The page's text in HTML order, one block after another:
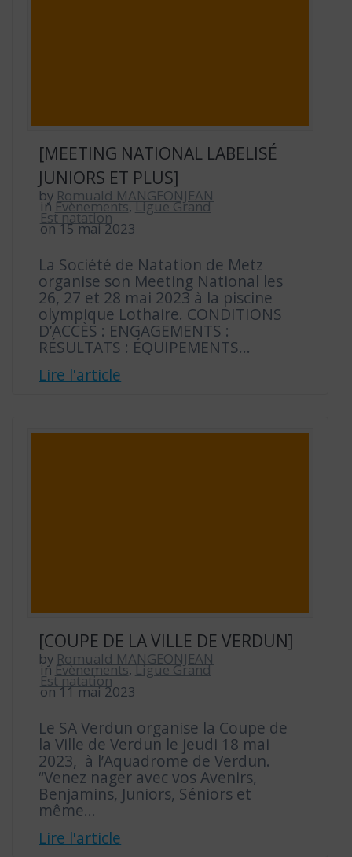
[MEETING NATIONAL LABELISÉ
JUNIORS ET PLUS]
by Romuald MANGEONJEAN
in Evènements,Ligue Grand
Est natation
on 15 mai 2023
La Société de Natation de Metz
organise son Meeting National les
26, 27 et 28 mai 2023 à la piscine
olympique Lothaire. CONDITIONS
D’ACCÈS : ENGAGEMENTS :
RÉSULTATS : ÉQUIPEMENTS…
Lire l'article
[COUPE DE LA VILLE DE VERDUN]
by Romuald MANGEONJEAN
in Evènements,Ligue Grand
Est natation
on 11 mai 2023
Le SA Verdun organise la Coupe de
la Ville de Verdun le jeudi 18 mai
2023, à l’Aquadrome de Verdun.
“Venez nager avec vos Avenirs,
Benjamins, Juniors, Séniors et
même…
Lire l'article